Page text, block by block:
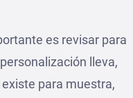
es revisar para
lleva,
para muestra,